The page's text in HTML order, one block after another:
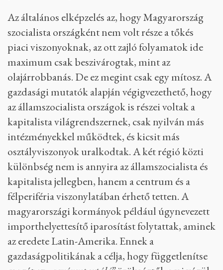
Az általános elképzelés az, hogy Magyarország
szocialista országként nem volt része a tőkés
piaci viszonyoknak, az ott zajló folyamatok ide
maximum csak beszivárogtak, mint az
olajárrobbanás. De ez megint csak egy mítosz. A
gazdasági mutatók alapján végigvezethető, hogy
az államszocialista országok is részei voltak a
kapitalista világrendszernek, csak nyilván más
intézményekkel működtek, és kicsit más
osztályviszonyok uralkodtak. A két régió közti
különbség nem is annyira az államszocialista és
kapitalista jellegben, hanem a centrum és a
félperiféria viszonylatában érhető tetten. A
magyarországi kormányok például úgynevezett
importhelyettesítő iparosítást folytattak, aminek
az eredete Latin-Amerika. Ennek a
gazdaságpolitikának a célja, hogy függetlenítse